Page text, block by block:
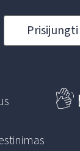
Prisijungti